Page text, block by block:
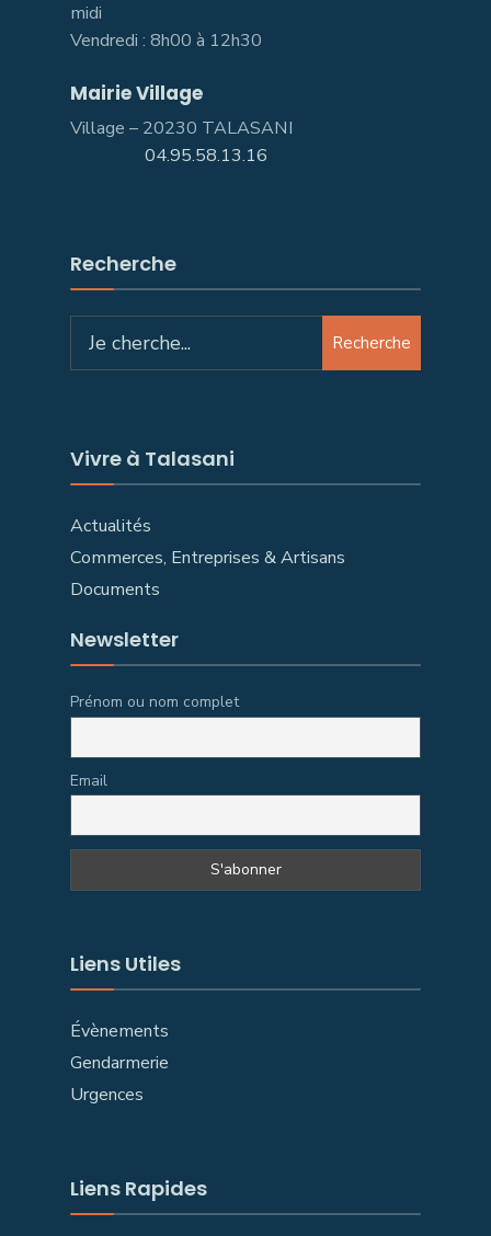
midi
Vendredi : 8h00 à 12h30
Mairie Village
Village – 20230 TALASANI
04.95.58.13.16
Recherche
Recherche
Vivre à Talasani
Actualités
Commerces, Entreprises & Artisans
Documents
Newsletter
Prénom ou nom complet
Email
Liens Utiles
Évènements
Gendarmerie
Urgences
Liens Rapides